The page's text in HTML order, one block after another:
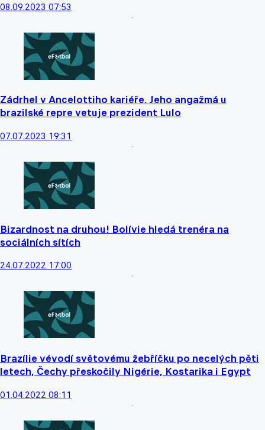
08.09.2023 07:53
Zádrhel v Ancelottiho kariéře. Jeho angažmá u
brazilské repre vetuje prezident Lulo
07.07.2023 19:31
Bizardnost na druhou! Bolívie hledá trenéra na
sociálních sítích
24.07.2022 17:00
Brazílie vévodí světovému žebříčku po necelých pěti
letech, Čechy přeskočily Nigérie, Kostarika i Egypt
01.04.2022 08:11